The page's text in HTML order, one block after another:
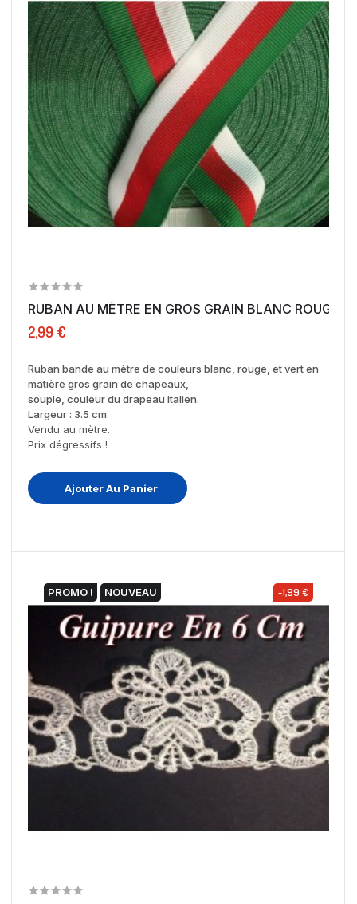
RUBAN AU MÈTRE EN GROS GRAIN BLANC ROUGE
2,99 €
Ruban bande au mètre de couleurs blanc, rouge, et vert en
matière gros grain de chapeaux,
souple, couleur du drapeau italien.
Largeur : 3.5 cm.
Vendu au mètre.
Prix dégressifs !
Ajouter Au Panier
PROMO ! NOUVEAU -1,99 €